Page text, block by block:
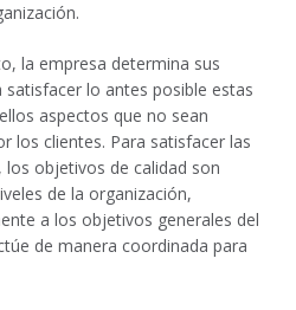
la empresa determina sus
lo antes posible estas
aspectos que no sean
los clientes. Para satisfacer las
los objetivos de calidad son
de la organización,
a los objetivos generales del
de manera coordinada para